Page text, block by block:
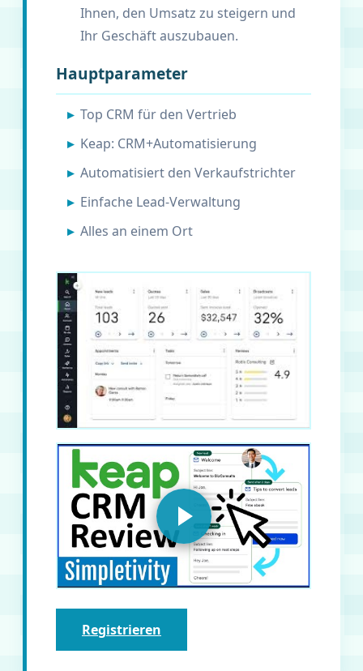
Ihnen, den Umsatz zu steigern und
Ihr Geschäft auszubauen.
Hauptparameter
Top CRM für den Vertrieb
Keap: CRM+Automatisierung
Automatisiert den Verkaufstrichter
Einfache Lead-Verwaltung
Alles an einem Ort
Registrieren